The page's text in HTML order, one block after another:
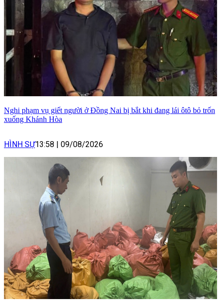
Nghi phạm vụ giết người ở Đồng Nai bị bắt khi đang lái ôtô bỏ trốn
xuống Khánh Hòa
HÌNH SỰ13:58 09/08/2026